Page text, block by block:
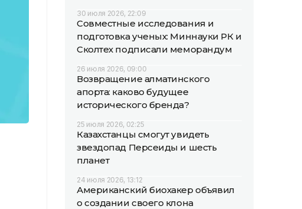
30 июля 2026, 22:09
Совместные исследования и
подготовка ученых: Миннауки РК и
Сколтех подписали меморандум
26 июля 2026, 09:00
Возвращение алматинского
апорта: каково будущее
исторического бренда?
25 июля 2026, 02:25
Казахстанцы смогут увидеть
звездопад Персеиды и шесть
планет
24 июля 2026, 13:12
Американский биохакер объявил
о создании своего клона